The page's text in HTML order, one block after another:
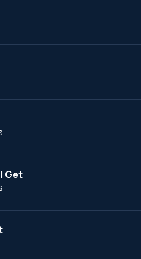
Get